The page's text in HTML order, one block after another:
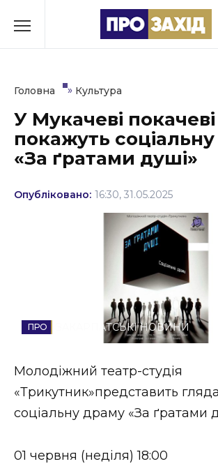
до
Культура
Освіта
Події
Стиль життя
Втрачений Ужгород
ЗАКАРПАТСЬКІ НОВИНИ
Головна » Культура
У Мукачеві покачеві
покажуть
«За ґратами душі»
Опубліковано: 16:30, 31.05.2025
ЗАКАРПАТСЬКІ НОВИНИ
Молодіжний театр-студія
«Трикутник»представить
соціальну драму «За ґратами
01 червня (неділя) 18:00